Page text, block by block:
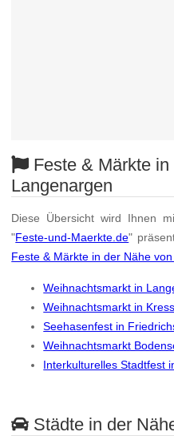
Feste & Märkte
Langenargen
Diese Übersicht wird Ihnen
"Feste-und-Maerkte.de"
Feste & Märkte in der Nähe
Weihnachtsmarkt in
Weihnachtsmarkt in
Seehasenfest in
Weihnachtsmarkt
Interkulturelles Stadtfest
Städte in der